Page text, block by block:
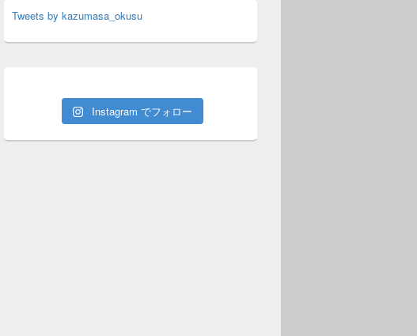
Tweets by kazumasa_okusu
Instagram でフォロー